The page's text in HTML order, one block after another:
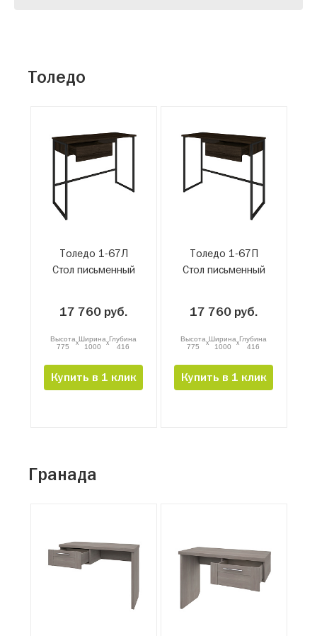
Толедо
Толедо 1-67Л
Стол письменный
17 760 руб.
Высота
775
xШирина
1000
xГлубина
416
Купить в 1 клик
Толедо 1-67П
Стол письменный
17 760 руб.
Высота
775
xШирина
1000
xГлубина
416
Купить в 1 клик
Гранада